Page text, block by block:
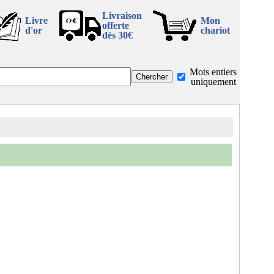
Livre
d'or
Livraison
offerte
dès 30€
Mon
chariot
Mots entiers
uniquement